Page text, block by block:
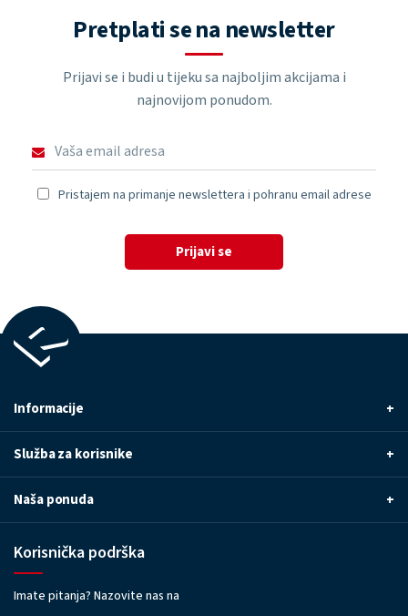
Pretplati se na newsletter
Prijavi se i budi u tijeku sa najboljim akcijama i
najnovijom ponudom.
Pristajem na primanje newslettera i pohranu email adrese
Prijavi se
Informacije +
Služba za korisnike +
Naša ponuda +
Korisnička podrška
Imate pitanja? Nazovite nas na